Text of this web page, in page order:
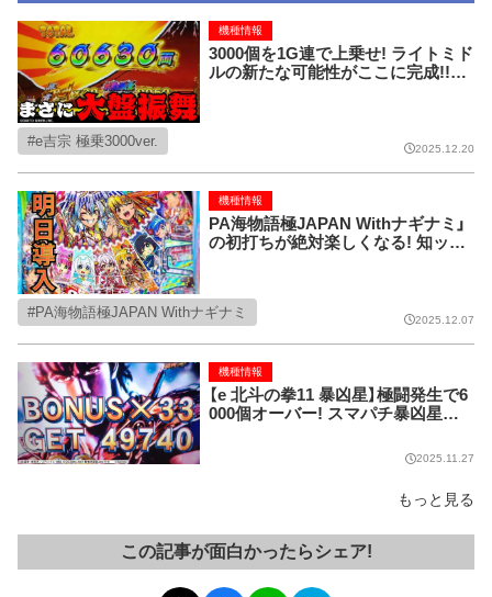
3000個を1G連で上乗せ! ライトミド
ルの新たな可能性がここに完成!!【e
機種情報
e吉宗 極乗3000ver. 2025.12.20
PA海物語極JAPAN Withナギナミ」
の初打ちが絶対楽しくなる! 知ット
機種情報
PA海物語極JAPAN Withナギナミ 2025.12.07
【e 北斗の拳11 暴凶星】極闘発生で6
000個オーバー! スマパチ暴凶星の
機種情報
2025.11.27
もっと見る
この記事が面白かったらシェア!